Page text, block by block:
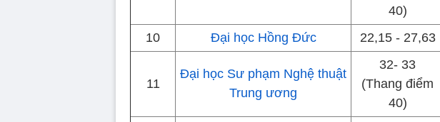
40)
10 Đại học Hồng Đức 22,15 - 27,63
11
Đại học Sư phạm Nghệ thuật
Trung ương
32- 33
(Thang điểm
40)